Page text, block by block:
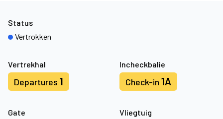
Vertrekhal
Departures 1
Incheckbalie
Check-in 1A
Gate
Vliegtuig
Status
Vertrokken